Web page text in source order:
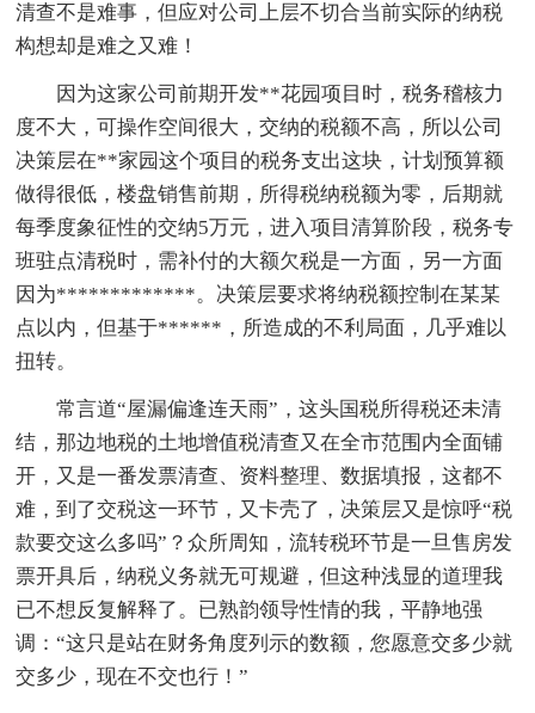
清查不是难事，但应对公司上层不切合当前实际的纳税
构想却是难之又难！
因为这家公司前期开发**花园项目时，税务稽核力
度不大，可操作空间很大，交纳的税额不高，所以公司
决策层在**家园这个项目的税务支出这块，计划预算额
做得很低，楼盘销售前期，所得税纳税额为零，后期就
每季度象征性的交纳5万元，进入项目清算阶段，税务专
班驻点清税时，需补付的大额欠税是一方面，另一方面
因为*************。决策层要求将纳税额控制在某某
点以内，但基于******，所造成的不利局面，几乎难以
扭转。
常言道“屋漏偏逢连天雨”，这头国税所得税还未清
结，那边地税的土地增值税清查又在全市范围内全面铺
开，又是一番发票清查、资料整理、数据填报，这都不
难，到了交税这一环节，又卡壳了，决策层又是惊呼“税
款要交这么多吗”？众所周知，流转税环节是一旦售房发
票开具后，纳税义务就无可规避，但这种浅显的道理我
已不想反复解释了。已熟韵领导性情的我，平静地强
调：“这只是站在财务角度列示的数额，您愿意交多少就
交多少，现在不交也行！”